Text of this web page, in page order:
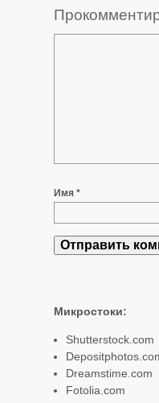
Имя *
Микростоки:
Shutterstock.com
Dreamstime.com
Fotolia.com